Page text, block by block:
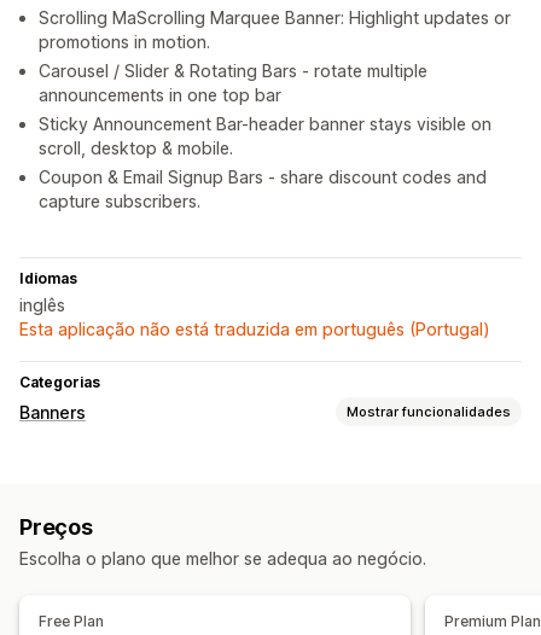
Scrolling MaScrolling Marquee Banner: Highlight updates or
promotions in motion.
Carousel / Slider & Rotating Bars - rotate multiple
announcements in one top bar
Sticky Announcement Bar-header banner stays visible on
scroll, desktop & mobile.
Coupon & Email Signup Bars - share discount codes and
capture subscribers.
Idiomas
inglês
Esta aplicação não está traduzida em português (Portugal)
Categorias
Banners Mostrar funcionalidades
Página de produto
Recomendações personalizadas
Preços
Escolha o plano que melhor se adequa ao negócio.
Free Plan Premium Plan